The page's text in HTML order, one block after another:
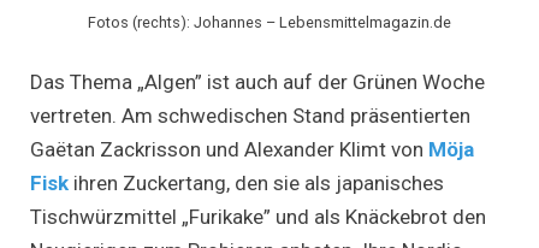
Fotos (rechts): Johannes – Lebensmittelmagazin.de
Das Thema „Algen” ist auch auf der Grünen Woche
vertreten. Am schwedischen Stand präsentierten
Gaëtan Zackrisson und Alexander Klimt von Möja
Fisk ihren Zuckertang, den sie als japanisches
Tischwürzmittel „Furikake” und als Knäckebrot den